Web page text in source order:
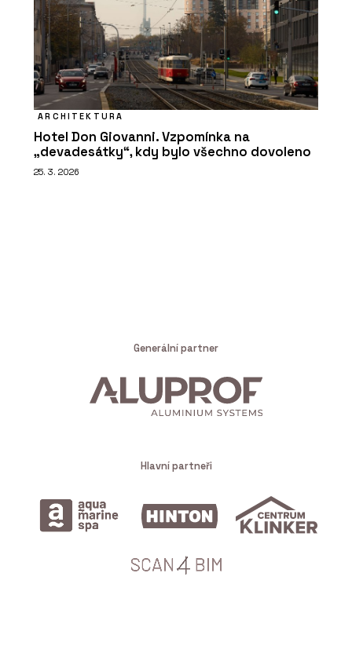
ARCHITEKTURA
Hotel Don Giovanni. Vzpomínka na
„devadesátky“, kdy bylo všechno dovoleno
25. 3. 2026
Generální partner
Hlavní partneři